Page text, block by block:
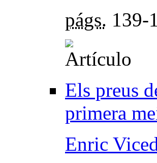
págs. 139-
Els preus
primera
Enric